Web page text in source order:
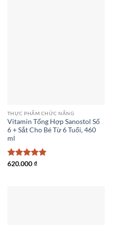
THỰC PHẨM CHỨC NĂNG
Vitamin Tổng Hợp Sanostol Số
6 + Sắt Cho Bé Từ 6 Tuổi, 460
ml
Được xếp
620.000₫